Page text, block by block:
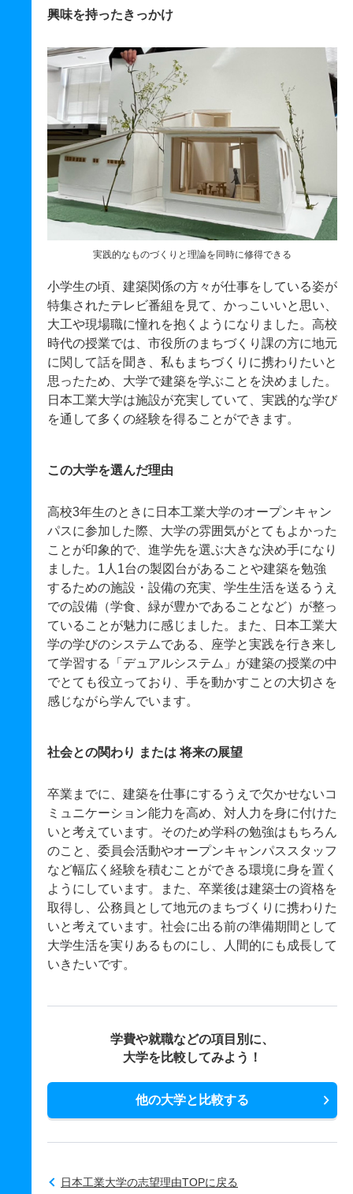
興味を持ったきっかけ
実践的なものづくりと理論を同時に修得できる
小学生の頃、建築関係の方々が仕事をしている姿が
特集されたテレビ番組を見て、かっこいいと思い、
大工や現場職に憧れを抱くようになりました。高校
時代の授業では、市役所のまちづくり課の方に地元
に関して話を聞き、私もまちづくりに携わりたいと
思ったため、大学で建築を学ぶことを決めました。
日本工業大学は施設が充実していて、実践的な学び
を通して多くの経験を得ることができます。
この大学を選んだ理由
高校3年生のときに日本工業大学のオープンキャン
パスに参加した際、大学の雰囲気がとてもよかった
ことが印象的で、進学先を選ぶ大きな決め手になり
ました。1人1台の製図台があることや建築を勉強
するための施設・設備の充実、学生生活を送るうえ
での設備（学食、緑が豊かであることなど）が整っ
ていることが魅力に感じました。また、日本工業大
学の学びのシステムである、座学と実践を行き来し
て学習する「デュアルシステム」が建築の授業の中
でとても役立っており、手を動かすことの大切さを
感じながら学んでいます。
社会との関わり または 将来の展望
卒業までに、建築を仕事にするうえで欠かせないコ
ミュニケーション能力を高め、対人力を身に付けた
いと考えています。そのため学科の勉強はもちろん
のこと、委員会活動やオープンキャンパススタッフ
など幅広く経験を積むことができる環境に身を置く
ようにしています。また、卒業後は建築士の資格を
取得し、公務員として地元のまちづくりに携わりた
いと考えています。社会に出る前の準備期間として
大学生活を実りあるものにし、人間的にも成長して
いきたいです。
学費や就職などの項目別に、
大学を比較してみよう！
他の大学と比較する
日本工業大学の志望理由TOPに戻る